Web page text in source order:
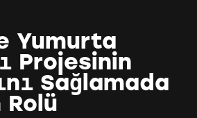
Yumurta
Projesinin
Sağlamada